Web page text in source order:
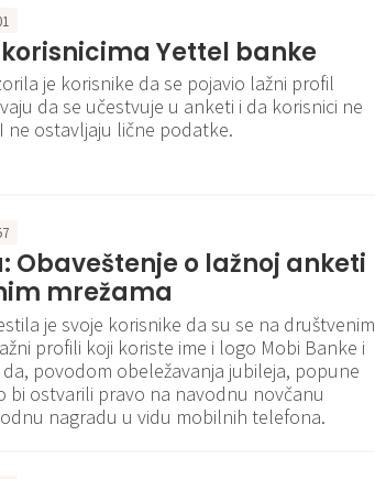
Yettel banke
je korisnike da se pojavio lažni profil
da se učestvuje u anketi i da korisnici ne
ne ostavljaju lične podatke.
Obaveštenje o lažnoj anketi
mrežama
je svoje korisnike da su se na društvenim
profili koji koriste ime i logo Mobi Banke i
povodom obeležavanja jubileja, popune
bi ostvarili pravo na navodnu novčanu
nagradu u vidu mobilnih telefona.